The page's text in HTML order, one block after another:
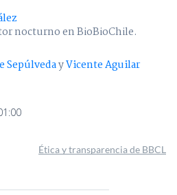
nocturno en BioBioChile.
SepúlvedayVicente Aguilar
Ética y transparencia de BBCL